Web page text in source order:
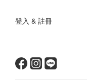
登入 & 註冊